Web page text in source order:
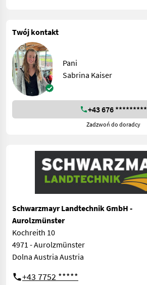
Twój kontakt
Pani
Sabrina Kaiser
+43 676 *********
Zadzwoń do doradcy
Schwarzmayr Landtechnik GmbH -
Aurolzmünster
Kochreith 10
4971 - Aurolzmünster
Dolna Austria Austria
+43 7752 *****